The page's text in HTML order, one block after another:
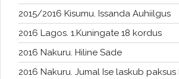
2015/2016 Kisumu. Issanda Auhiilgus
2016 Lagos. 1.Kuningate 18 kordus
2016 Nakuru. Hiline Sade
2016 Nakuru. Jumal Ise laskub paksus